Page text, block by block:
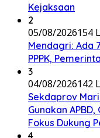
Kejaksaan
2
05/08/2026154
Mendagri: Ada
PPPK,
3
04/08/2026142
Sekdaprov
Gunakan APBD,
Fokus Dukung